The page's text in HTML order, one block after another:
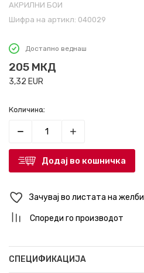
АКРИЛНИ БОИ
Шифра на артикл: 040029
Достапно веднаш
205 МКД
3,32 EUR
Количина:
Додај во кошничка
Зачувај во листата на желби
Спореди го производот
СПЕЦИФИКАЦИЈА